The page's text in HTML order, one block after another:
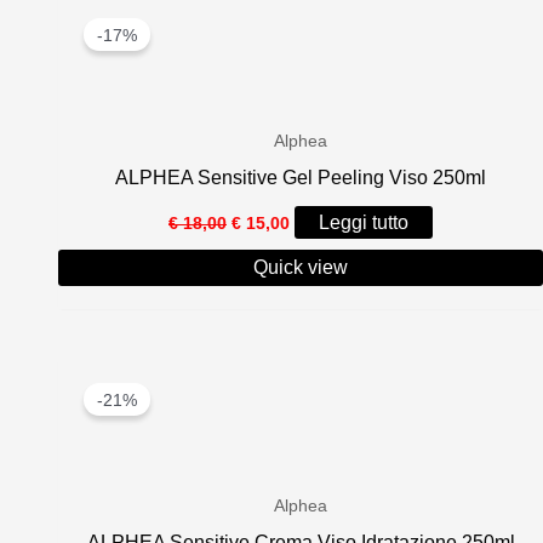
-17%
Alphea
ALPHEA Sensitive Gel Peeling Viso 250ml
€18,00 Il
prezzo
originale
era:
€ 15,00 Il
prezzo
attuale
è:
Leggi tutto
Quick view
-21%
Alphea